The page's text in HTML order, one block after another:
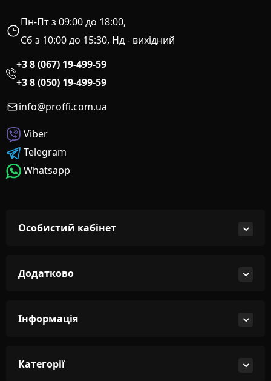
Пн-Пт з 09:00 до 18:00,
Сб з 10:00 до 15:30, Нд - вихідний
+3 8 (067) 19-499-59
+3 8 (050) 19-499-59
info@proffi.com.ua
Viber
Telegram
Whatsapp
Особистий кабінет
Додатково
Інформація
Категорії